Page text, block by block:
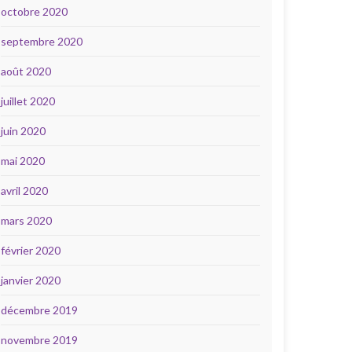
octobre 2020
septembre 2020
août 2020
juillet 2020
juin 2020
mai 2020
avril 2020
mars 2020
février 2020
janvier 2020
décembre 2019
novembre 2019